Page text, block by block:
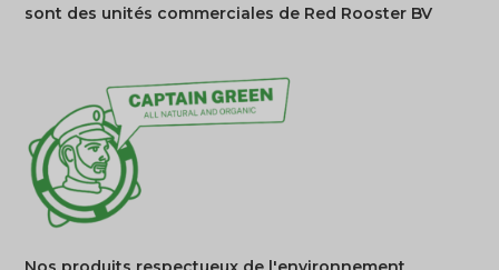
sont des unités commerciales de Red Rooster BV